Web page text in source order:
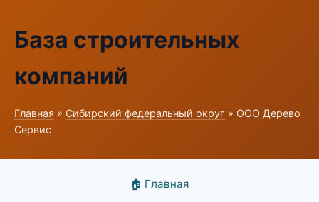
База строительных
компаний
Главная » Сибирский федеральный округ » ООО Дерево
Сервис
🏠 Главная